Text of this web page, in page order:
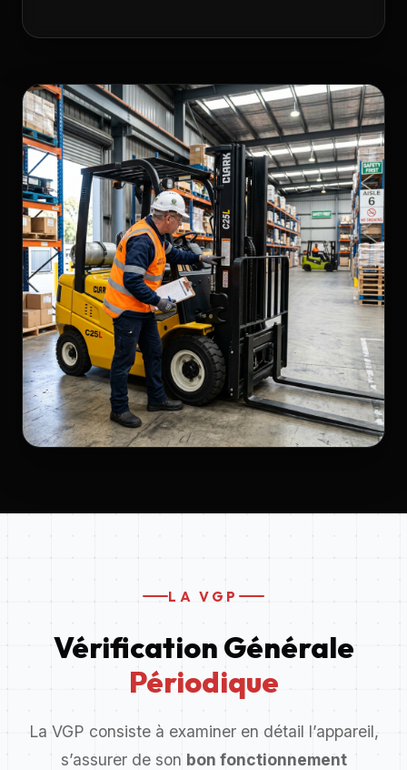
LA VGP
Vérification Générale
Périodique
La VGP consiste à examiner en détail l’appareil,
s’assurer de son bon fonctionnement